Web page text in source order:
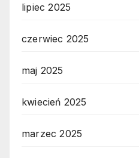
lipiec 2025
czerwiec 2025
maj 2025
kwiecień 2025
marzec 2025